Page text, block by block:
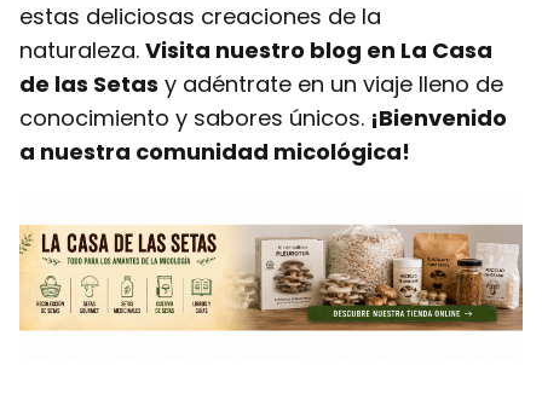
estas deliciosas creaciones de la
naturaleza. Visita nuestro blog en La Casa
de las Setas y adéntrate en un viaje lleno de
conocimiento y sabores únicos. ¡Bienvenido
a nuestra comunidad micológica!